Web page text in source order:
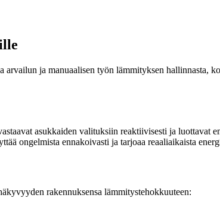
ja manuaalisen työn lämmityksen hallinnasta,
asukkaiden valituksiin reaktiivisesti ja
ongelmista ennakoivasti ja tarjoaa reaaliaikaista
rakennuksensa lämmitystehokkuuteen: